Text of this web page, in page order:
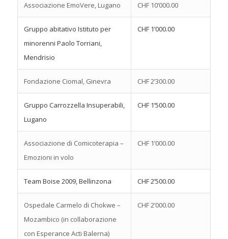
Associazione EmoVere, Lugano CHF 10’000.00
Gruppo abitativo Istituto per
minorenni Paolo Torriani,
Mendrisio
CHF 1’000.00
Fondazione Ciomal, Ginevra CHF 2’300.00
Gruppo Carrozzella Insuperabili,
Lugano
CHF 1’500.00
Associazione di Comicoterapia –
Emozioni in volo
CHF 1’000.00
Team Boise 2009, Bellinzona CHF 2’500.00
Ospedale Carmelo di Chokwe –
Mozambico (in collaborazione
con Esperance Acti Balerna)
CHF 2’000.00